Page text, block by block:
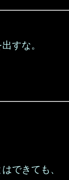
すな。
できても、